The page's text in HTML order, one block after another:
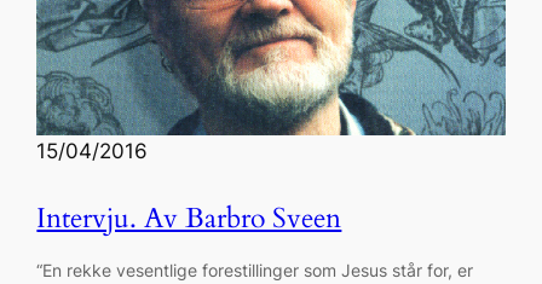
15/04/2016
Intervju. Av Barbro Sveen
“En rekke vesentlige forestillinger som Jesus står for, er